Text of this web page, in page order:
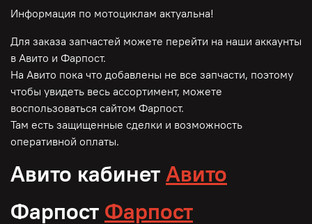
Информация по мотоциклам актуальна!
Для заказа запчастей можете перейти на наши аккаунты
в Авито и Фарпост.
На Авито пока что добавлены не все запчасти, поэтому
чтобы увидеть весь ассортимент, можете
воспользоваться сайтом Фарпост.
Там есть защищенные сделки и возможность
оперативной оплаты.
Авито кабинетАвито
Фарпост Фарпост